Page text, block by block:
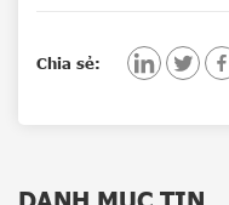
Chia sẻ: